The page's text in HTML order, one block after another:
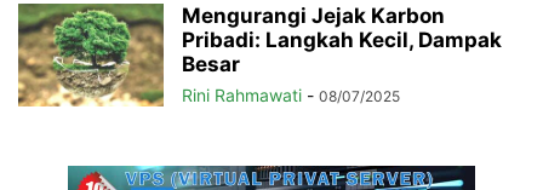
Mengurangi Jejak Karbon
Pribadi: Langkah Kecil, Dampak
Besar
Rini Rahmawati - 08/07/2025